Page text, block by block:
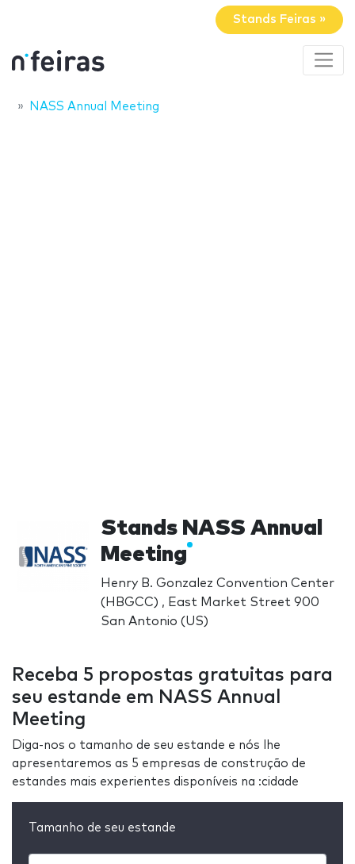
Stands Feiras »
NASS Annual Meeting
Stands NASS Annual
Meeting
Henry B. Gonzalez Convention Center
(HBGCC) , East Market Street 900
San Antonio (US)
Receba 5 propostas gratuitas para
seu estande em NASS Annual
Meeting
Diga-nos o tamanho de seu estande e nós lhe
apresentaremos as 5 empresas de construção de
estandes mais experientes disponíveis na :cidade
Tamanho de seu estande